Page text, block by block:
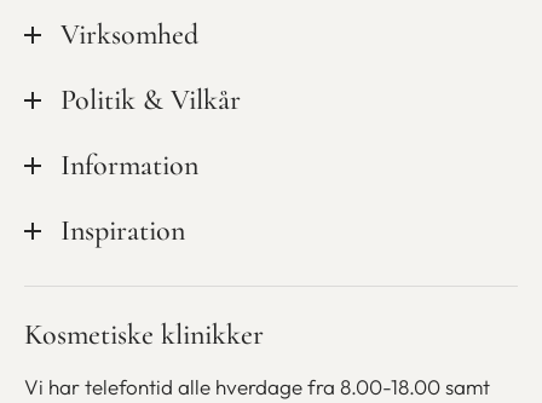
Virksomhed
Tilsynsrapporter
Mød personalet
Politik & Vilkår
Privatlivspolitik
Handelsbetingelser
Information
Udstyr
Finansiering
Bliv kosmetisk sygeplejerske
Inspiration
Medlemsskab
Kosmetiske klinikker
Vi har telefontid alle hverdage fra 8.00-18.00 samt